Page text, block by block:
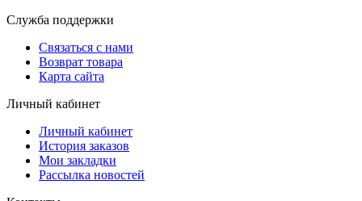
Информация о доставке
Политика безопасности
Статьи
Служба поддержки
Связаться с нами
Возврат товара
Карта сайта
Личный кабинет